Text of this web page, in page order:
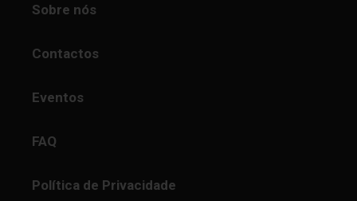
Sobre nós
Contactos
Eventos
FAQ
Política de Privacidade